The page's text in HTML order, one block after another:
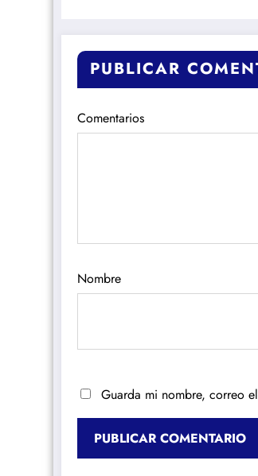
PUBLICAR
Comentarios
Nombre
Guarda mi nombre, correo